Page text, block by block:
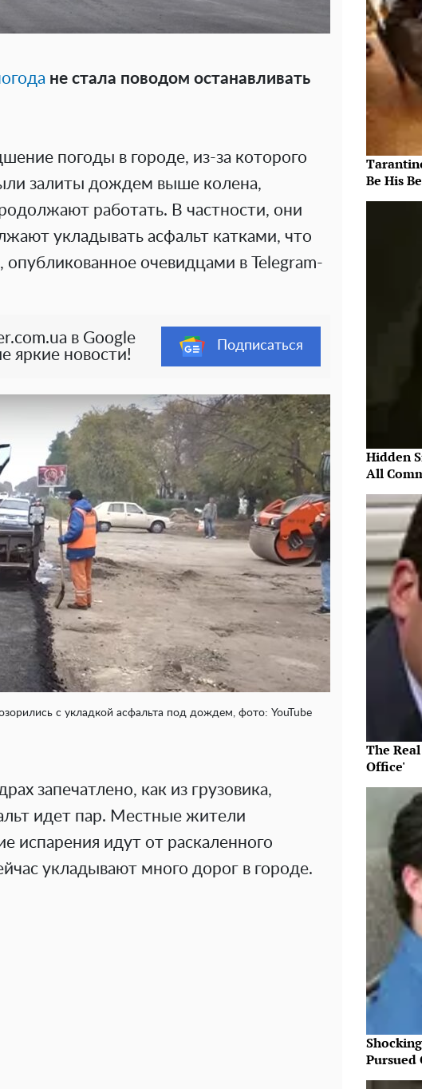
не стала поводом останавливать
погоды в городе, из-за которого
залиты дождем выше колена,
работать. В частности, они
укладывать асфальт катками, что
очевидцами в Telegram-
в Google
яркие новости!
Подписаться
с укладкой асфальта под дождем, фото: YouTube
запечатлено, как из грузовика,
идет пар. Местные жители
испарения идут от раскаленного
укладывают много дорог в городе.
Be His
Hidden
All
The
Office'
Pursued